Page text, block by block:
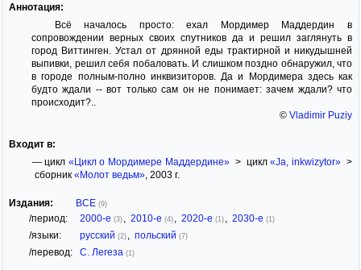
Аннотация:
Всё началось просто: ехал Мордимер Маддердин в
сопровождении верных своих спутников да и решил заглянуть в
город Виттинген. Устал от дрянной еды трактирной и никудышней
выпивки, решил себя побаловать. И слишком поздно обнаружил, что
в городе полным-полно инквизиторов. Да и Мордимера здесь как
будто ждали -- вот только сам он не понимает: зачем ждали? что
происходит?..
© Vladimir Puziy
Входит в:
— цикл «Цикл о Мордимере Маддердине»> цикл«Ja, inkwizytor»>
сборник «Молот ведьм», 2003 г.
Издания: ВСЕ (9)
/период: 2000-е (3) 2010-е (4) 2020-е (1) 2030-е (1)
/языки: русский (2) польский (7)
/перевод: С. Легеза (1)